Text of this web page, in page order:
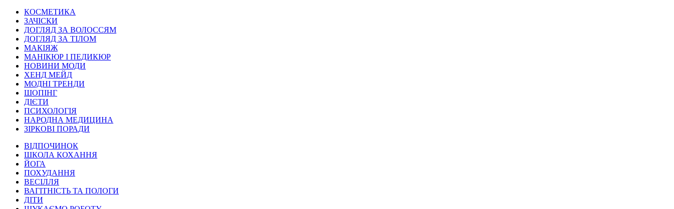
КОСМЕТИКА
ЗАЧІСКИ
ДОГЛЯД ЗА ВОЛОССЯМ
ДОГЛЯД ЗА ТІЛОМ
МАКІЯЖ
МАНІКЮР І ПЕДИКЮР
НОВИНИ МОДИ
ХЕНД МЕЙД
МОДНІ ТРЕНДИ
ШОПІНГ
ДІЄТИ
ПСИХОЛОГІЯ
НАРОДНА МЕДИЦИНА
ЗІРКОВІ ПОРАДИ
ВІДПОЧИНОК
ШКОЛА КОХАННЯ
ЙОГА
ПОХУДАННЯ
ВЕСІЛЛЯ
ВАГІТНІСТЬ ТА ПОЛОГИ
ДІТИ